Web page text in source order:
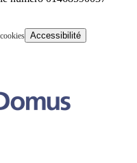
Accessibilité